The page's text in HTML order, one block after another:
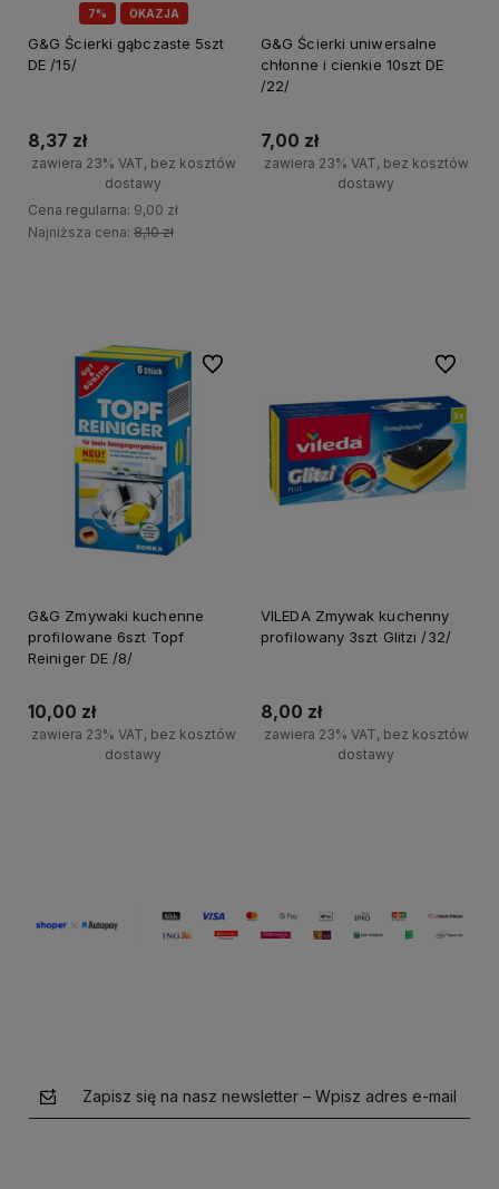
7% OKAZJA
G&G Ścierki gąbczaste 5szt
DE /15/
8,37 zł
zawiera 23% VAT, bez kosztów
dostawy
Cena regularna: 9,00 zł
Najniższa cena: 8,10 zł
G&G Ścierki uniwersalne
chłonne i cienkie 10szt DE
/22/
7,00 zł
zawiera 23% VAT, bez kosztów
dostawy
G&G Zmywaki kuchenne
profilowane 6szt Topf
Reiniger DE /8/
10,00 zł
zawiera 23% VAT, bez kosztów
dostawy
Do ulubionych
VILEDA Zmywak kuchenny
profilowany 3szt Glitzi /32/
8,00 zł
zawiera 23% VAT, bez kosztów
dostawy
Do
Zapisz się na nasz newsletter – Wpisz adres e-mail